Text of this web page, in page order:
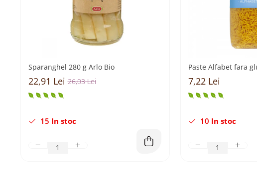
Sparanghel 280 g Arlo Bio
26,03 Lei
22,91 Lei
15 In stoc
Paste Alfabet fara
7,22 Lei
10 In stoc